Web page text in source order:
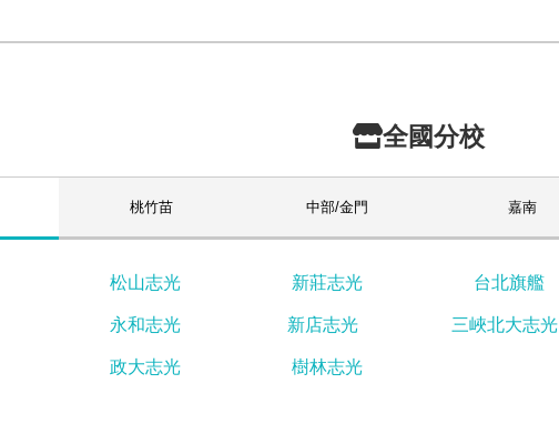
全國分校
桃竹苗 中部/金門 嘉南
松山志光 新莊志光 台北旗艦
永和志光 新店志光 三峽北大志光
政大志光 樹林志光